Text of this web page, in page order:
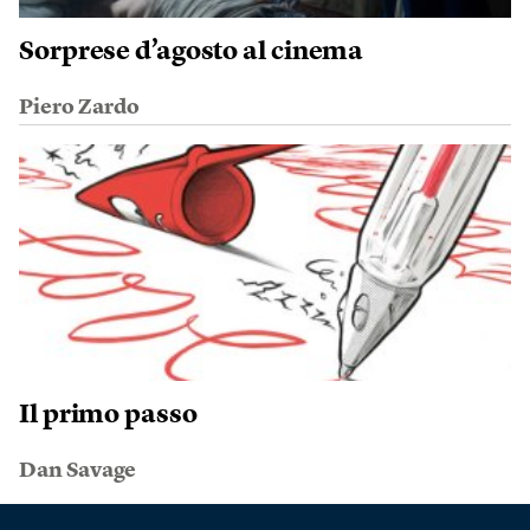
Sorprese d’agosto al cinema
Piero Zardo
Il primo passo
Dan Savage